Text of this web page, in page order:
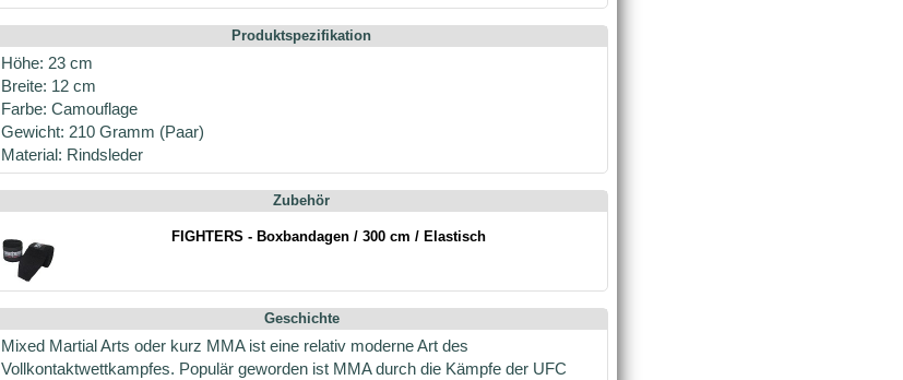
Produktspezifikation
Höhe: 23 cm
Breite: 12 cm
Farbe: Camouflage
Gewicht: 210 Gramm (Paar)
Material: Rindsleder
Zubehör
FIGHTERS - Boxbandagen / 300 cm / Elastisch
Geschichte
Mixed Martial Arts oder kurz MMA ist eine relativ moderne Art des
Vollkontaktwettkampfes. Populär geworden ist MMA durch die Kämpfe der UFC